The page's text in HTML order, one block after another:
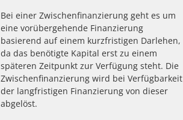
Bei einer Zwischenfinanzierung geht es um
eine vorübergehende Finanzierung
basierend auf einem kurzfristigen Darlehen,
da das benötigte Kapital erst zu einem
späteren Zeitpunkt zur Verfügung steht. Die
Zwischenfinanzierung wird bei Verfügbarkeit
der langfristigen Finanzierung von dieser
abgelöst.